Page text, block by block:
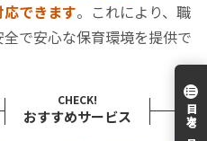
できます。これにより、職
で安心な保育環境を提供で
CHECK!
おすすめサービス